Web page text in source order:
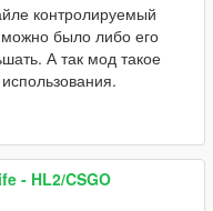
контролируемый
было либо его
А так мод такое
- HL2/CSGO